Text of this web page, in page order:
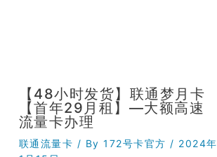
【48小时发货】联通梦月卡
【首年29月租】—大额高速
流量卡办理
联通流量卡 / By172号卡官方 / 2024年